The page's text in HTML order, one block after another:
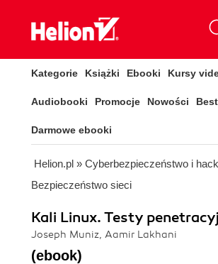
Kategorie Książki Ebooki Kursy
Audiobooki Promocje Nowości
Darmowe ebooki
Helion.pl » Cyberbezpieczeństwo i
Bezpieczeństwo sieci
Kali Linux. Testy
Joseph Muniz, Aamir Lakhani
(ebook)